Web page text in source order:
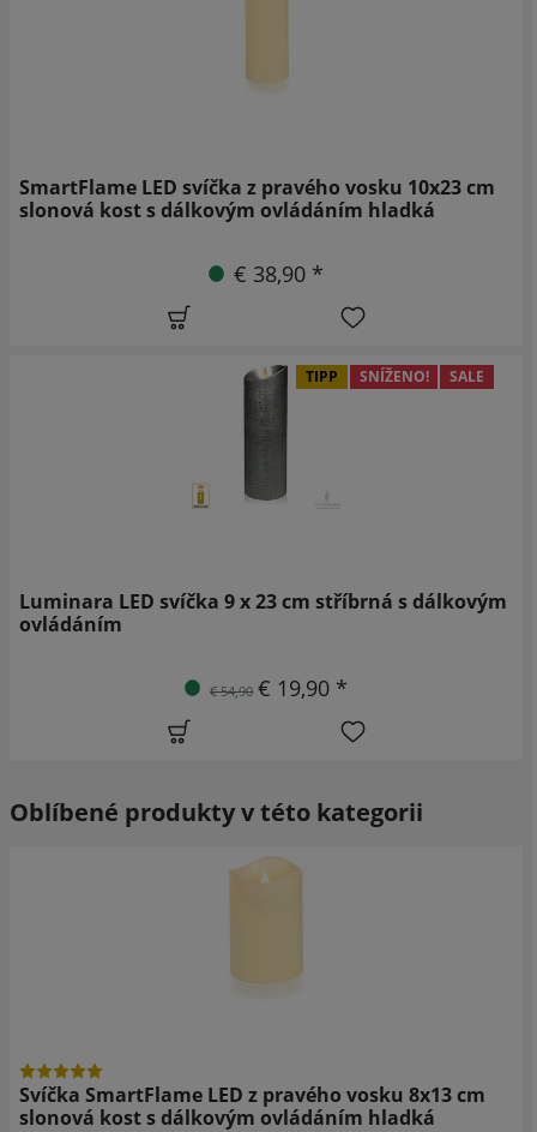
SmartFlame LED svíčka z pravého vosku 10x23 cm
slonová kost s dálkovým ovládáním hladká
€ 38,90 *
TIPP SNÍŽENO! SALE
Luminara LED svíčka 9 x 23 cm stříbrná s dálkovým
ovládáním
€ 54,90 € 19,90 *
Oblíbené produkty v této kategorii
Svíčka SmartFlame LED z pravého vosku 8x13 cm
slonová kost s dálkovým ovládáním hladká